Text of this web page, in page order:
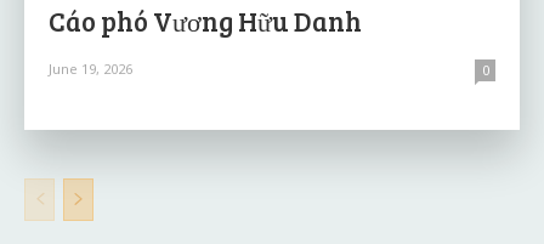
Cáo phó Vương Hữu Danh
June 19, 2026 0